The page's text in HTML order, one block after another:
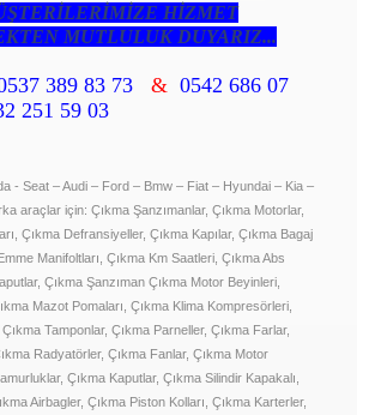
HİZMET
MUTLULUK DUYARIZ...
389 83 73 & 0542 686 07
251 59 03
- Seat – Audi – Ford – Bmw – Fiat – Hyundai – Kia –
araçlar için: Çıkma Şanzımanlar, Çıkma Motorlar,
Çıkma Defransiyeller, Çıkma Kapılar, Çıkma Bagaj
Manifoltları, Çıkma Km Saatleri, Çıkma Abs
Çıkma Şanzıman Çıkma Motor Beyinleri,
Mazot Pomaları, Çıkma Klima Kompresörleri,
Tamponlar, Çıkma Parneller, Çıkma Farlar,
Radyatörler, Çıkma Fanlar, Çıkma Motor
Çıkma Kaputlar, Çıkma Silindir Kapakalı,
Airbagler, Çıkma Piston Kolları, Çıkma Karterler,